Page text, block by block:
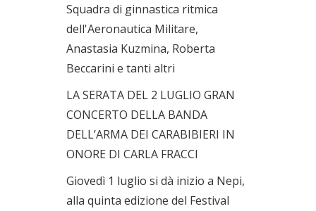
Squadra di ginnastica ritmica
dell'Aeronautica Militare,
Anastasia Kuzmina, Roberta
Beccarini e tanti altri
LA SERATA DEL 2 LUGLIO GRAN
CONCERTO DELLA BANDA
DELL’ARMA DEI CARABIBIERI IN
ONORE DI CARLA FRACCI
Giovedì 1 luglio si dà inizio a Nepi,
alla quinta edizione del Festival